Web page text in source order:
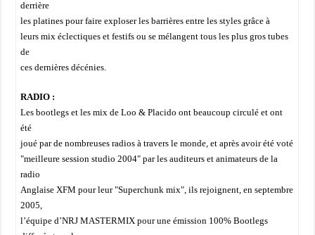
derrière
les platines pour faire exploser les barrières entre les styles grâce à
leurs mix éclectiques et festifs ou se mélangent tous les plus gros tubes
de
ces dernières décénies.
RADIO :
Les bootlegs et les mix de Loo & Placido ont beaucoup circulé et ont
été
joué par de nombreuses radios à travers le monde, et après avoir été voté
"meilleure session studio 2004" par les auditeurs et animateurs de la
radio
Anglaise XFM pour leur "Superchunk mix", ils rejoignent, en septembre
2005,
l’équipe d’NRJ MASTERMIX pour une émission 100% Bootlegs